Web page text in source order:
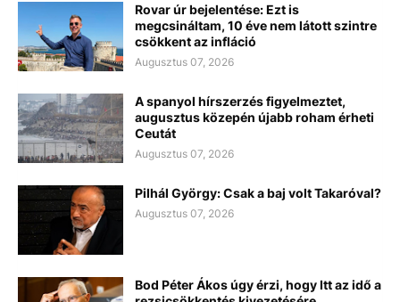
Rovar úr bejelentése: Ezt is
megcsináltam, 10 éve nem látott szintre
csökkent az infláció
Augusztus 07, 2026
A spanyol hírszerzés figyelmeztet,
augusztus közepén újabb roham érheti
Ceutát
Augusztus 07, 2026
Pilhál György: Csak a baj volt Takaróval?
Augusztus 07, 2026
Bod Péter Ákos úgy érzi, hogy Itt az idő a